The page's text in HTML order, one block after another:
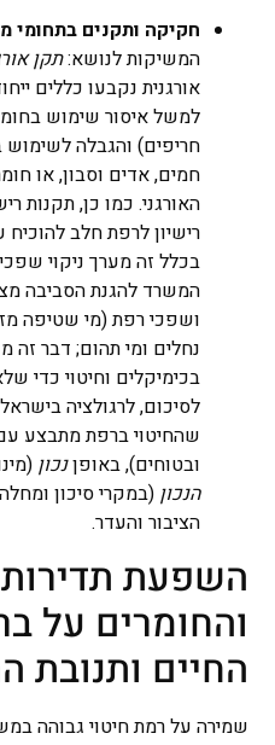
חקיקה ותקנים בתחומי
המשיקות לנושא:תקן
אורגנית נקבעו כללים
למשל איסור שימוש
חריפים) והגבלה לשימוש
חמים, אדים וסבון, או
האורגני​. כמו כן, תקנות
רישיון לרפת חלב
בכלל זה מערך ניקוי
המשרד להגנת הסביבה
ושפכי רפת (מי שטיפה
נחלים ומי תהום; דבר
בכימיקלים וחיטוי כדי
לסיכום, לרגולציה
שהחיטוי ברפת מתבצע
ובטוחים), באופןנכון
הנכון (במקרי סיכון
הציבור והעדר.
השפעת תדירות
והחומרים על
החיים ותנובת
שמירה על רמת חיטוי גבוהה